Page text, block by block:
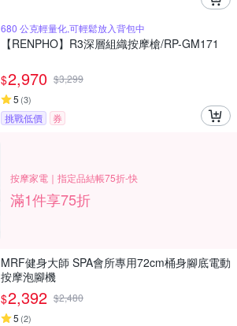
680 公克輕量化,可輕鬆放入背包中
【RENPHO】R3深層組織按摩槍/RP-GM171
$2,970 $3,299
5 (3)
挑戰低價 券
按摩家電｜指定品結帳75折-快
滿1件享75折
MRF健身大師 SPA會所專用72cm桶身腳底電動
按摩泡腳機
$2,392 $2,480
5 (2)